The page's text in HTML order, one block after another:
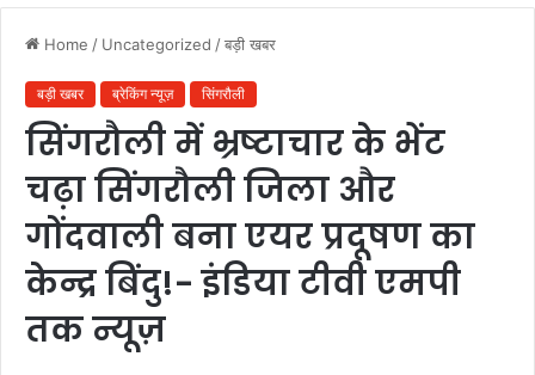
Home / Uncategorized /बड़ी खबर
बड़ी खबर ब्रेकिंग न्यूज़ सिंगरौली
सिंगरौली में भ्रष्टाचार के भेंट
चढ़ा सिंगरौली जिला और
गोंदवाली बना एयर प्रदूषण का
केन्द्र बिंदु!- इंडिया टीवी एमपी
तक न्यूज़